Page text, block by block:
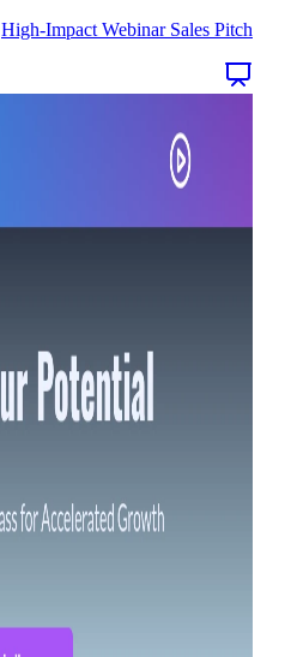
High-Impact Webinar Sales Pitch